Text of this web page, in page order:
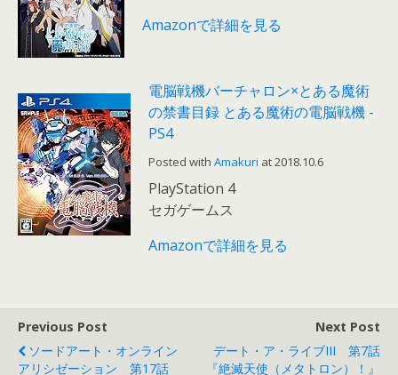
Amazonで詳細を見る
電脳戦機バーチャロン×とある魔術
の禁書目録 とある魔術の電脳戦機 -
PS4
Posted with Amakuri at 2018.10.6
PlayStation 4
セガゲームス
Amazonで詳細を見る
Previous Post
ソードアート・オンライン
アリシゼーション 第17話
Next Post
デート・ア・ライブIII 第7話
『絶滅天使（メタトロン）！』